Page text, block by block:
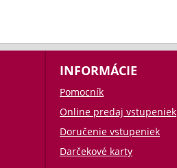
INFORMÁCIE
Pomocník
Online predaj vstupeniek
Doručenie vstupeniek
Darčekové karty